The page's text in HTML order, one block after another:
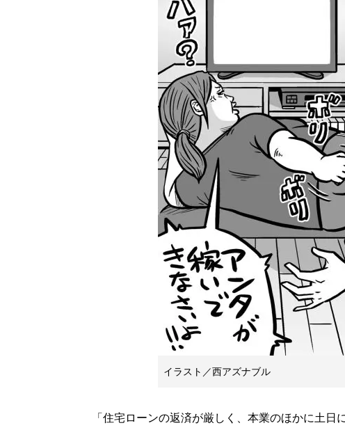
イラスト／西アズナブル
「住宅ローンの返済が厳しく、本業のほかに土